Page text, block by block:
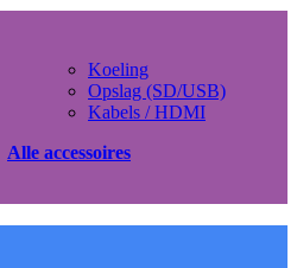
Koeling
Opslag (SD/USB)
Kabels / HDMI
Alle accessoires